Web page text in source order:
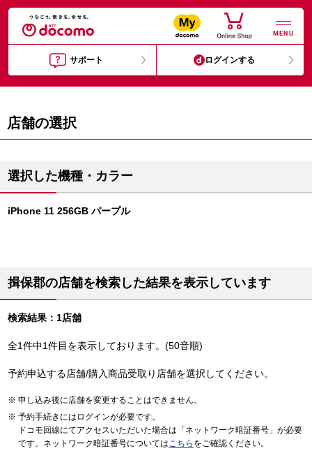
MENU
サポート ログインする
店舗の選択
選択した機種・カラー
iPhone 11 256GB パープル
揖保郡の店舗を検索した結果を表示しています
検索結果：1店舗
全1件中1件目を表示しております。(50音順)
予約申込する店舗/購入商品受取り店舗を選択してください。
申し込み後に店舗を変更することはできません。
予約手続きにはログインが必要です。
ドコモ回線にてアクセスいただいた場合は「ネットワーク暗証番号」が必要
です。ネットワーク暗証番号についてはこちら をご確認ください。